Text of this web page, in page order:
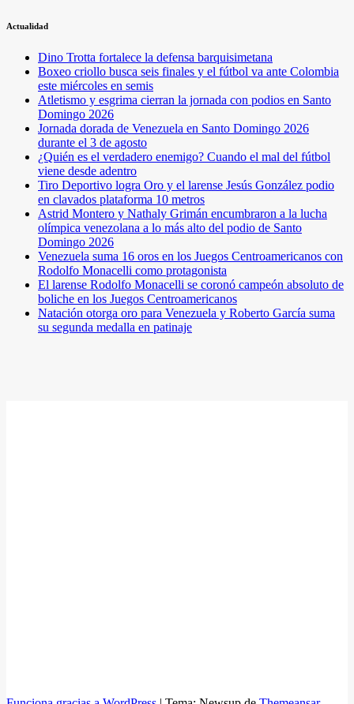
Actualidad
Dino Trotta fortalece la defensa barquisimetana
Boxeo criollo busca seis finales y el fútbol va ante Colombia
este miércoles en semis
Atletismo y esgrima cierran la jornada con podios en Santo
Domingo 2026
Jornada dorada de Venezuela en Santo Domingo 2026
durante el 3 de agosto
¿Quién es el verdadero enemigo? Cuando el mal del fútbol
viene desde adentro
Tiro Deportivo logra Oro y el larense Jesús González podio
en clavados plataforma 10 metros
Astrid Montero y Nathaly Grimán encumbraron a la lucha
olímpica venezolana a lo más alto del podio de Santo
Domingo 2026
Venezuela suma 16 oros en los Juegos Centroamericanos con
Rodolfo Monacelli como protagonista
El larense Rodolfo Monacelli se coronó campeón absoluto de
boliche en los Juegos Centroamericanos
Natación otorga oro para Venezuela y Roberto García suma
su segunda medalla en patinaje